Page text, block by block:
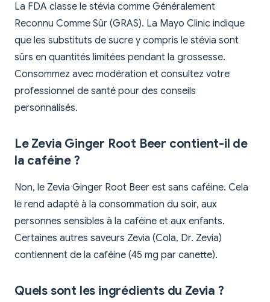
La FDA classe le stévia comme Généralement
Reconnu Comme Sûr (GRAS). La Mayo Clinic indique
que les substituts de sucre y compris le stévia sont
sûrs en quantités limitées pendant la grossesse.
Consommez avec modération et consultez votre
professionnel de santé pour des conseils
personnalisés.
Le Zevia Ginger Root Beer contient-il de
la caféine ?
Non, le Zevia Ginger Root Beer est sans caféine. Cela
le rend adapté à la consommation du soir, aux
personnes sensibles à la caféine et aux enfants.
Certaines autres saveurs Zevia (Cola, Dr. Zevia)
contiennent de la caféine (45 mg par canette).
Quels sont les ingrédients du Zevia ?